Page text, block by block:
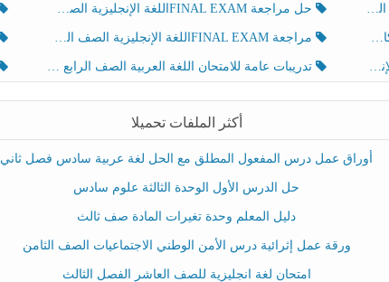
حل مراجعة FINAL EXAMاللغة الإنجليزية الصف الخامس الفصل الثالث
مراجعة FINAL EXAMاللغة الإنجليزية الصف الخامس الفصل الثالث
تدريبات عامة للامتحان اللغة العربية الصف الرابع الفصل الثالث
أكثر الملفات تحميلا
أوراق عمل درس المفعول المطلق مع الحل لغة عربية سادس فصل ثاني
حل الدرس الأول الوحدة الثالثة علوم سادس
دليل المعلم وحدة تغيرات المادة صف ثالث
ورقة عمل إثرائية درس الأمن الوطني الاجتماعيات الصف الثامن
امتحان لغة انجليزية للصف العاشر الفصل الثالث